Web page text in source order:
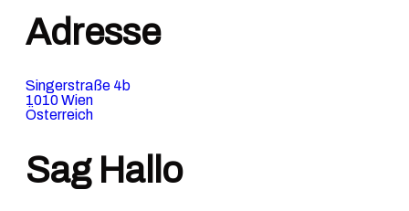
Adresse
Singerstraße 4b
1010 Wien
Österreich
Sag Hallo